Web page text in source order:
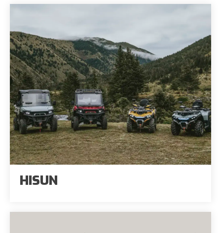
HISUN